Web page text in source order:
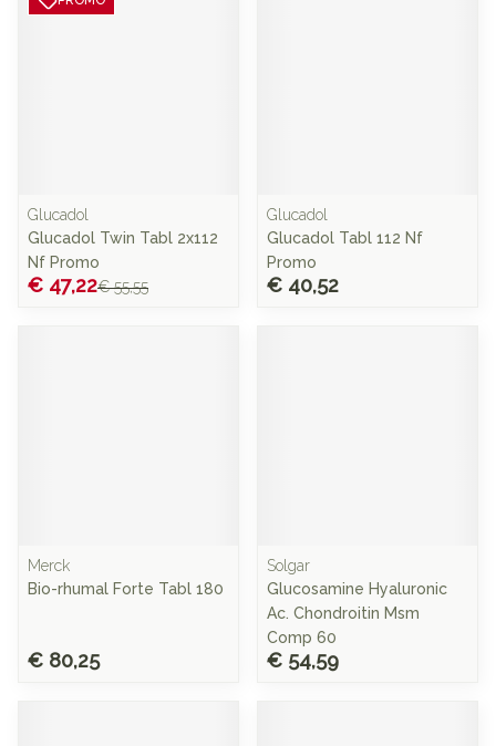
Glucadol
Glucadol Twin Tabl 2x112
Nf Promo
€ 55,55
€ 47,22
Glucadol
Glucadol Tabl 112 Nf
Promo
€ 40,52
Merck
Bio-rhumal Forte Tabl 180
€ 80,25
Solgar
Glucosamine Hyaluronic
Ac. Chondroitin Msm
Comp 60
€ 54,59